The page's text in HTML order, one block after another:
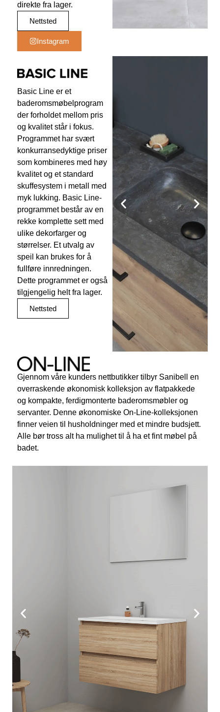
direkte fra lager.
Nettsted
Instagram
Basic Line er et
baderomsmøbelprogram
der forholdet mellom pris
og kvalitet står i fokus.
Programmet har svært
konkurransedyktige priser
som kombineres med høy
kvalitet og et standard
skuffesystem i metall med
myk lukking. Basic Line-
programmet består av en
rekke komplette sett med
ulike dekorfarger og
størrelser. Et utvalg av
speil kan brukes for å
fullføre innredningen.
Dette programmet er også
tilgjengelig helt fra lager.
Nettsted
Gjennom våre kunders nettbutikker tilbyr Sanibell en
overraskende økonomisk kolleksjon av flatpakkede
og kompakte, ferdigmonterte baderomsmøbler og
servanter. Denne økonomiske On-Line-kolleksjonen
finner veien til husholdninger med et mindre budsjett.
Alle bør tross alt ha mulighet til å ha et fint møbel på
badet.